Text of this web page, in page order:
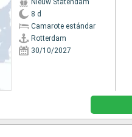
Nieuw Statendam
8 d
Camarote estándar
Rotterdam
30/10/2027